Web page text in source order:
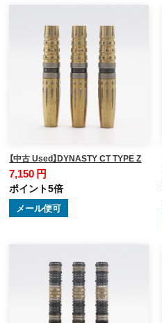
【中古 Used】DYNASTY CT TYPE Z
7,150 円
ポイント5倍
メール便可